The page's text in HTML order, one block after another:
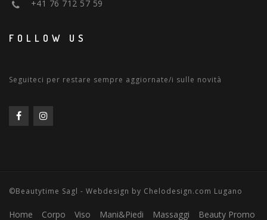
+41 76 712 57 59
FOLLOW US
Seguiteci per restare sempre aggiornate/i sulle novità
©Beautytime Sagl - Webdesign by Chelodesign.com Lugano
Home Corpo Viso Mani&Piedi Massaggi Beauty Promo